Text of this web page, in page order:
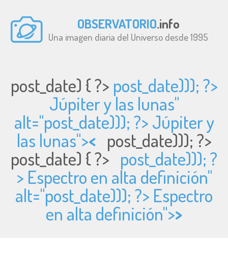
OBSERVATORIO.info
Una imagen diaria del Universo desde 1995
post_date) { ?> post_date))); ?>
Júpiter y las lunas"
alt="post_date))); ?> Júpiter y
las lunas">< post_date))); ?>
post_date) { ?> post_date))); ?
> Espectro en alta definición"
alt="post_date))); ?> Espectro
en alta definición">>